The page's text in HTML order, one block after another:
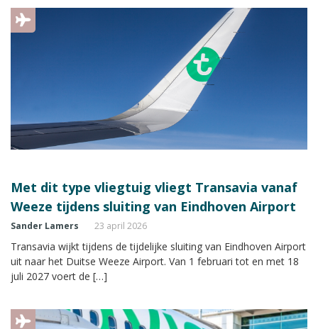
Met dit type vliegtuig vliegt Transavia vanaf
Weeze tijdens sluiting van Eindhoven Airport
Sander Lamers 23 april 2026
Transavia wijkt tijdens de tijdelijke sluiting van Eindhoven Airport
uit naar het Duitse Weeze Airport. Van 1 februari tot en met 18
juli 2027 voert de […]